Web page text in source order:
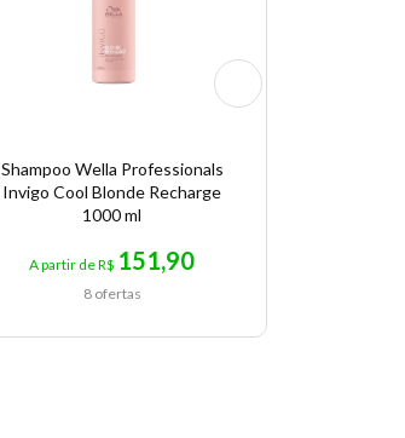
Shampoo Wella Professionals
Invigo Cool Blonde Recharge
1000 ml
A partir de R$ 151,90
8 ofertas